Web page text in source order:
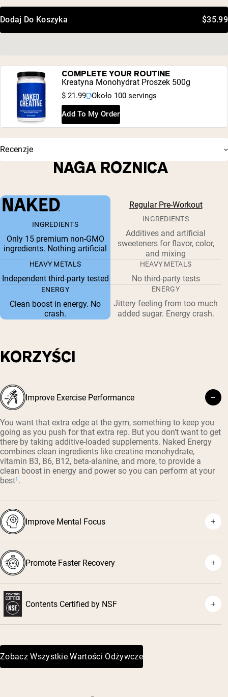
Dodaj Do Koszyka $35.99
COMPLETE YOUR ROUTINE
Kreatyna Monohydrat Proszek 500g
$ 21.99 Około 100 servings
Add To My Order
Recenzje
NAGA RÓŻNICA
Regular Pre-Workout
INGREDIENTS
Only 15 premium non-GMO
ingredients. Nothing artificial
INGREDIENTS
Additives and artificial
sweeteners for flavor, color,
and mixing
HEAVY METALS
Independent third-party tested
HEAVY METALS
No third-party tests
ENERGY
Clean boost in energy. No
crash.
ENERGY
Jittery feeling from too much
added sugar. Energy crash.
KORZYŚCI
Improve Exercise Performance
You want that extra edge at the gym, something to keep you
going as you push for that extra rep. But you don’t want to get
there by taking additive-loaded supplements. Naked Energy
combines clean ingredients like creatine monohydrate,
vitamin B3, B6, B12, beta-alanine, and more, to provide a
clean boost in energy and power so you can perform at your
best¹.
Improve Mental Focus
Promote Faster Recovery
³
Contents Certified by NSF
Zobacz Wszystkie Wartości Odżywcze